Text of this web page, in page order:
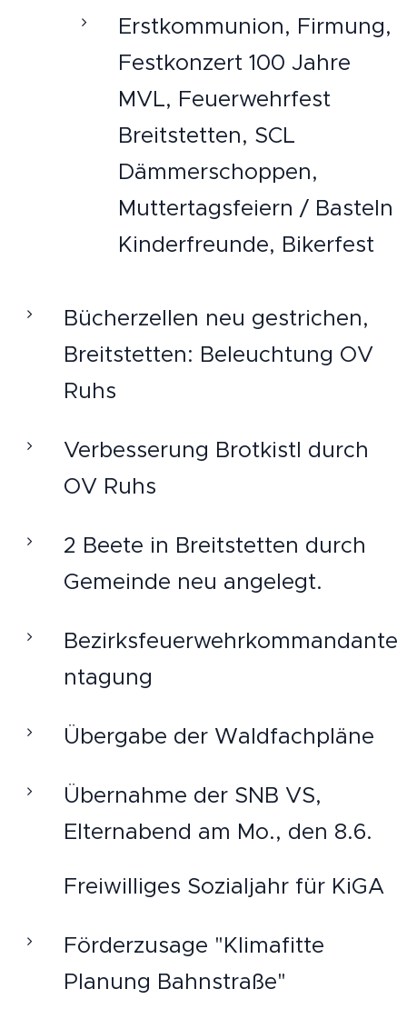
Erstkommunion, Firmung,
Festkonzert 100 Jahre
MVL, Feuerwehrfest
Breitstetten, SCL
Dämmerschoppen,
Muttertagsfeiern / Basteln
Kinderfreunde, Bikerfest
Bücherzellen neu gestrichen,
Breitstetten: Beleuchtung OV
Ruhs
Verbesserung Brotkistl durch
OV Ruhs
2 Beete in Breitstetten durch
Gemeinde neu angelegt.
Bezirksfeuerwehrkommandante
ntagung
Übergabe der Waldfachpläne
Übernahme der SNB VS,
Elternabend am Mo., den 8.6.
Freiwilliges Sozialjahr für KiGA
Förderzusage "Klimafitte
Planung Bahnstraße"